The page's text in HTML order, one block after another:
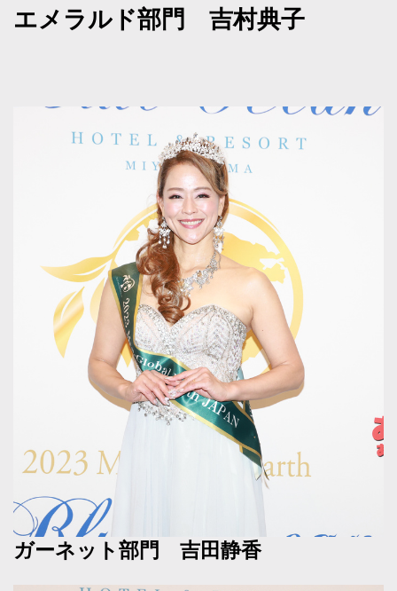
エメラルド部門 吉村典子
ガーネット部門 吉田静香